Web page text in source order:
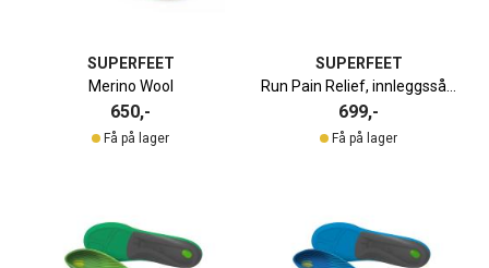
SUPERFEET
Merino Wool
650,-
Få på lager
SUPERFEET
Run Pain Relief, innleggssåle
699,-
Få på lager